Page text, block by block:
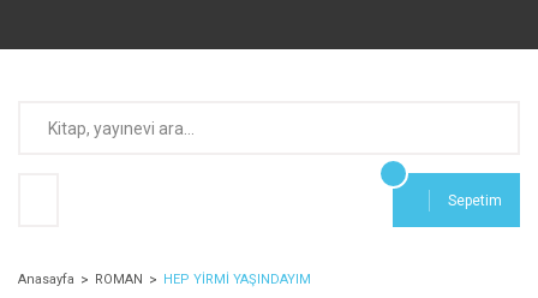
Sepetim
Anasayfa ROMAN HEP YİRMİ YAŞINDAYIM